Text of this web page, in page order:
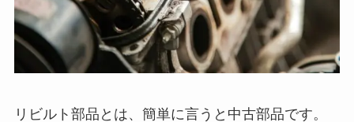
リビルト部品とは、簡単に言うと中古部品です。